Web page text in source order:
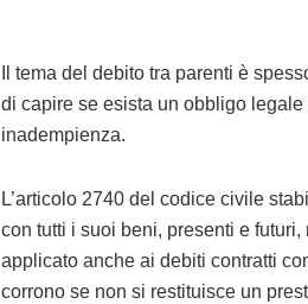
Il tema del debito tra parenti è
di capire se esista un obbligo
inadempienza.
L’articolo 2740 del codice civile
con tutti i suoi beni, presenti e
applicato anche ai debiti contratti
corrono se non si restituisce un